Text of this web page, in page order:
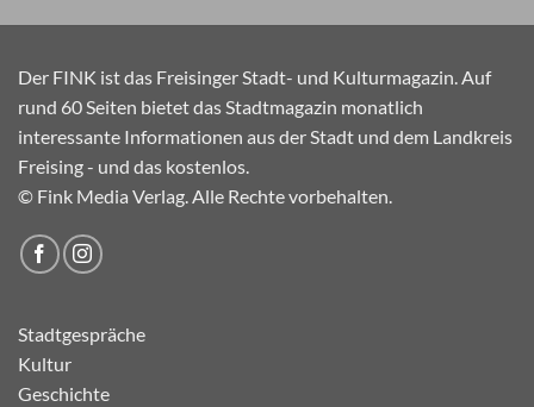
Der FINK ist das Freisinger Stadt- und Kulturmagazin. Auf
rund 60 Seiten bietet das Stadtmagazin monatlich
interessante Informationen aus der Stadt und dem Landkreis
Freising - und das kostenlos.
© Fink Media Verlag. Alle Rechte vorbehalten.
Stadtgespräche
Kultur
Geschichte